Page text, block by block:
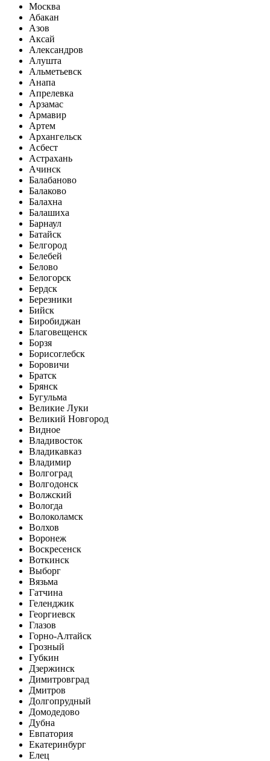
Москва
Абакан
Азов
Аксай
Александров
Алушта
Альметьевск
Анапа
Апрелевка
Арзамас
Армавир
Артем
Архангельск
Асбест
Астрахань
Ачинск
Балабаново
Балаково
Балахна
Балашиха
Барнаул
Батайск
Белгород
Белебей
Белово
Белогорск
Бердск
Березники
Бийск
Биробиджан
Благовещенск
Борзя
Борисоглебск
Боровичи
Братск
Брянск
Бугульма
Великие Луки
Великий Новгород
Видное
Владивосток
Владикавказ
Владимир
Волгоград
Волгодонск
Волжский
Вологда
Волоколамск
Волхов
Воронеж
Воскресенск
Воткинск
Выборг
Вязьма
Гатчина
Геленджик
Георгиевск
Глазов
Горно-Алтайск
Грозный
Губкин
Дзержинск
Димитровград
Дмитров
Долгопрудный
Домодедово
Дубна
Евпатория
Екатеринбург
Елец